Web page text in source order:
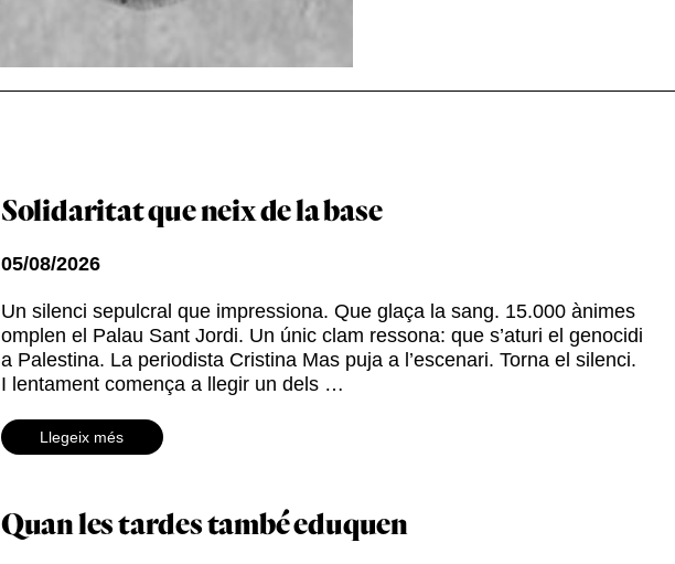
Solidaritat que neix de la base
05/08/2026
Un silenci sepulcral que impressiona. Que glaça la sang. 15.000 ànimes
omplen el Palau Sant Jordi. Un únic clam ressona: que s’aturi el genocidi
a Palestina. La periodista Cristina Mas puja a l’escenari. Torna el silenci.
I lentament comença a llegir un dels …
Llegeix més
Quan les tardes també eduquen